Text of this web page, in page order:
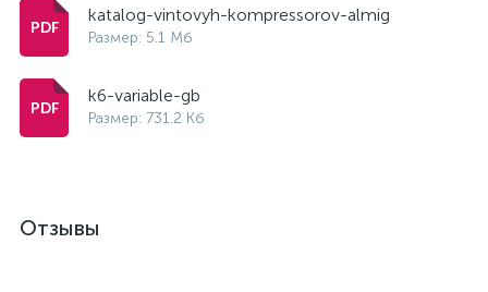
katalog-vintovyh-kompressorov-almig
Размер: 5.1 Мб
k6-variable-gb
Размер: 731.2 Кб
Отзывы